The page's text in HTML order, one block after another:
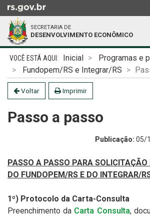
para
conteúdo
menu
para
SECRETARIA DE
DESENVOLVIMENTO ECONÔMICO
Início
conteúdo
Inicial
Programas e
Fundopem/RS e Integrar/RS
Voltar Imprimir
Passo a passo
Publicação: 05/
PASSO A PASSO PARA SOLICITAÇÃO
DO FUNDOPEM/RS E DO INTEGRAR/
1º) Protocolo da Carta-Consulta
Preenchimento da Carta Consulta,